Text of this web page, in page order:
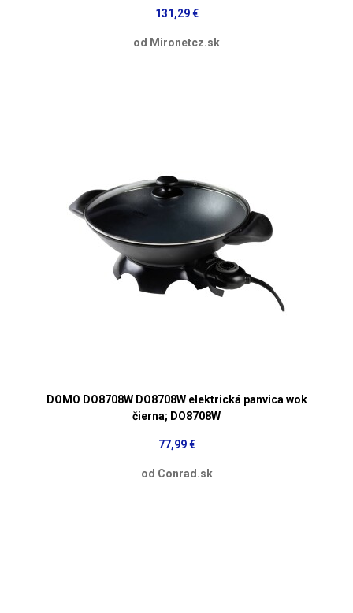
131,29 €
od Mironetcz.sk
DOMO DO8708W DO8708W elektrická panvica wok
čierna; DO8708W
77,99 €
od Conrad.sk